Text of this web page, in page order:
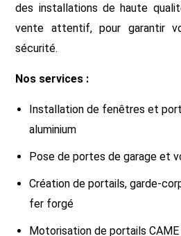
des installations de haute
vente attentif, pour garantir
sécurité.
Nos services :
Installation de fenêtres et
aluminium
Pose de portes de garage et
Création de portails, garde-
fer forgé
Motorisation de portails CAME